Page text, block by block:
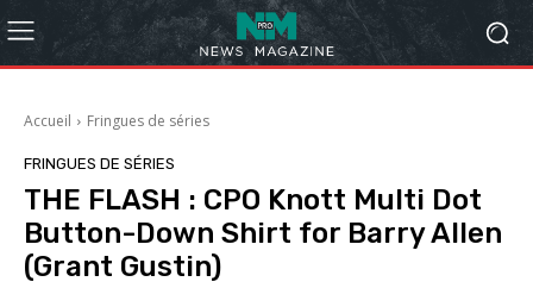
Accueil Fringues de séries
FRINGUES DE SÉRIES
THE FLASH : CPO Knott Multi Dot
Button-Down Shirt for Barry Allen
(Grant Gustin)